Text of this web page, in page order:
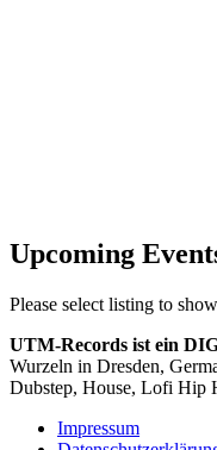
Upcoming
Please select listing to
UTM-Records ist ein
Wurzeln in Dresden,
Dubstep, House, Lofi
Impressum